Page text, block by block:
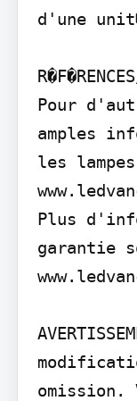
d'une
Pour
amples
les
Plus
garantie